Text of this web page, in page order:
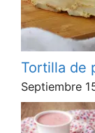
Tortilla de
Septiembre